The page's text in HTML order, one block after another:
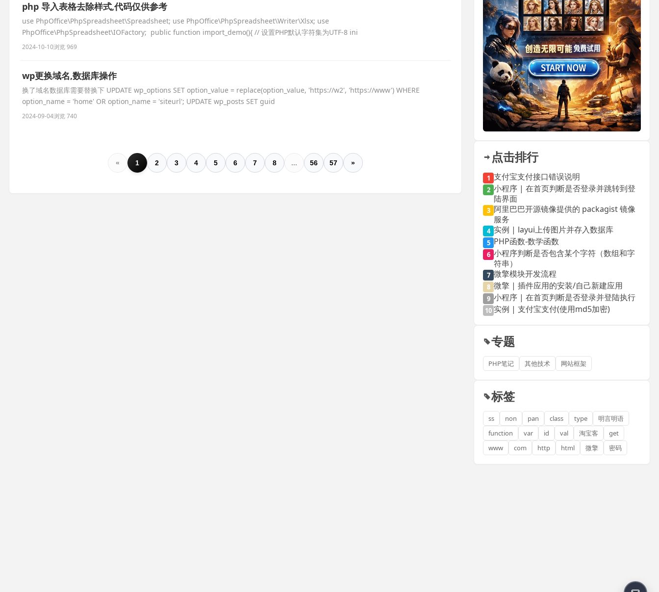
php 导入表格去除样式,代码仅供参考
use PhpOffice\PhpSpreadsheet\Spreadsheet; use PhpOffice\PhpSpreadsheet\Writer\Xlsx; use
PhpOffice\PhpSpreadsheet\IOFactory; ‍ public function import_demo(){ // 设置PHP默认字符集为UTF-8 ini
2024-10-10浏览 969
wp更换域名,数据库操作
换了域名数据库需要替换下 UPDATE wp_options SET option_value = replace(option_value, 'https://w2', 'https://www') WHERE
option_name = 'home' OR option_name = 'siteurl'; UPDATE wp_posts SET guid
2024-09-04浏览 740
« 1 2 3 4 5 6 7 8 ... 56 57 » 点击排行
1 支付宝支付接口错误说明
2 小程序 | 在首页判断是否登录并跳转到登
陆界面
3 阿里巴巴开源镜像提供的 packagist 镜像
服务
4 实例 | layui上传图片并存入数据库
5 PHP函数-数学函数
6 小程序判断是否包含某个字符（数组和字
符串）
7 微擎模块开发流程
8 微擎 | 插件应用的安装/自己新建应用
9 小程序 | 在首页判断是否登录并登陆执行
10 实例 | 支付宝支付(使用md5加密)
专题
PHP笔记 其他技术 网站框架
标签
ss non pan class type
明言明语
function
var id val 淘宝客
get
www
com http html 微擎 密码